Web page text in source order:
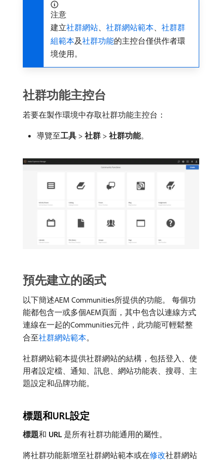
注意
建立社群網站、 社群網站範本、 社群群
組範本及社群功能的主控台僅供作者環
境使用。
社群功能主控台
若要在製作環境中存取社群功能主控台：
導覽至​工具 > 社群 > 社群功能。
預先建立的函式
以下簡述AEM Communities所提供的功能。 每個功
能都包含一或多個AEM頁面，其中包含以連線方式
連線在一起的Communities元件，此功能可輕鬆整
合至社群網站範本。
社群網站範本提供社群網站的結構，包括登入、使
用者設定檔、通知、訊息、網站功能表、搜尋、主
題設定和品牌功能。
標題和URL設定
標題​和​ URL ​是所有社群功能通用的屬性。
將社群功能新增至社群網站範本或在修改社群網站